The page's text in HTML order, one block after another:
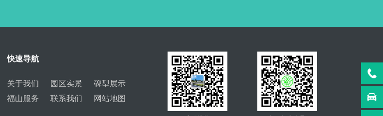
快速导航
关于我们 园区实景
碑型展示
福山服务
联系我们 网站地图